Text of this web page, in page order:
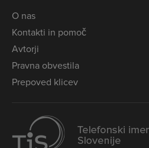
O nas
Kontakti in pomoč
Avtorji
Pravna obvestila
Prepoved klicev